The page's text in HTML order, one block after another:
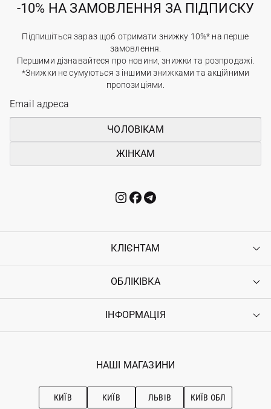
-10% НА ЗАМОВЛЕННЯ ЗА ПІДПИСКУ
Підпишіться зараз щоб отримати знижку 10%* на перше
замовлення.
Першими дізнавайтеся про новини, знижки та розпродажі.
*Знижки не сумуються з іншими знижками та акційними
пропозиціями.
ЧОЛОВІКАМ
ЖІНКАМ
КЛІЄНТАМ
Контакти
Повернення
Гарантія
ОБЛІКІВКА
Увійти
Ostriv Club+
ІНФОРМАЦІЯ
Наші магазини
Рекомендації з догляду
НАШІ МАГАЗИНИ
КИЇВ КИЇВ ЛЬВІВ КИЇВ ОБЛ